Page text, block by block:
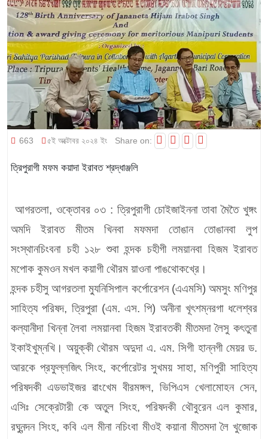
663 ৫ই অক্টোবর ২০২৪ ইং Share on:
ত্রিপুরাগী মফম কয়াদা ইরাবত শ্রদ্ধাঞ্জলি
আগরতলা, ওক্তোবর ০৩ : ত্রিপুরাগী চোইজাইননা তাবা মৈতৈ খুঙ্গং
অমদি ইরাবত মীতম খিনবা মফমদা তোঙান তোঙানবা লুপ
সংস্থানচিংবনা চহী ১২৮ শুবা হন্দক চহীগী লময়ানবা হিজম ইরাবত
মপোক কুমওন মখল কয়াগী থৌরম য়াওনা পাঙথোকখ্রে।
হন্দক চহীসু আগরতলা ম্যুনিসিপাল কর্পোরেশন (এএমসি) অমসুং মণিপুর
সাহিত্য পরিষদ, ত্রিপুরা (এম. এস. পি) অনীনা খূৎশম্নরগা ধলেশ্বর
কল্যানীদা খিন্না লৈবা লময়ানবা হিজম ইরাবতকী মীতমদা লৈসু কৎতুনা
ইকাইখুম্নখি। অয়ুক্কী থৌরম অদুদা এ. এম. সিগী হান্নগী মেয়র ড.
আরকে প্রফুল্লজিৎ সিংহ, কর্পোরেটর সুখময় সাহা, মণিপুরী সাহিত্য
পরিষদকী এডভাইজর ৱাংখেম বীরমঙ্গল, ভিপিএস খেলামোহন সেন,
এসিঃ সেক্রেটারী কে অতুল সিংহ, পরিষদকী থৌবুরেন এল কুমার,
রঘুনন্দন সিংহ, কবি এল মীনা নচিংবা মীওই কয়ানা মীতমদা লৈ খুজোক